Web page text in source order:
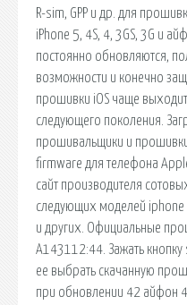
R-sim, GPP и др. для
iPhone 5, 4S, 4, 3GS, 3G и
постоянно обновляются,
возможности и конечно
прошивки iOS чаще
следующего поколения.
прошивальщики и
firmware для телефона
сайт производителя
следующих моделей
и других. Официальные
A143112:44. Зажать
ее выбрать скачанную
при обновлении 42 айфон